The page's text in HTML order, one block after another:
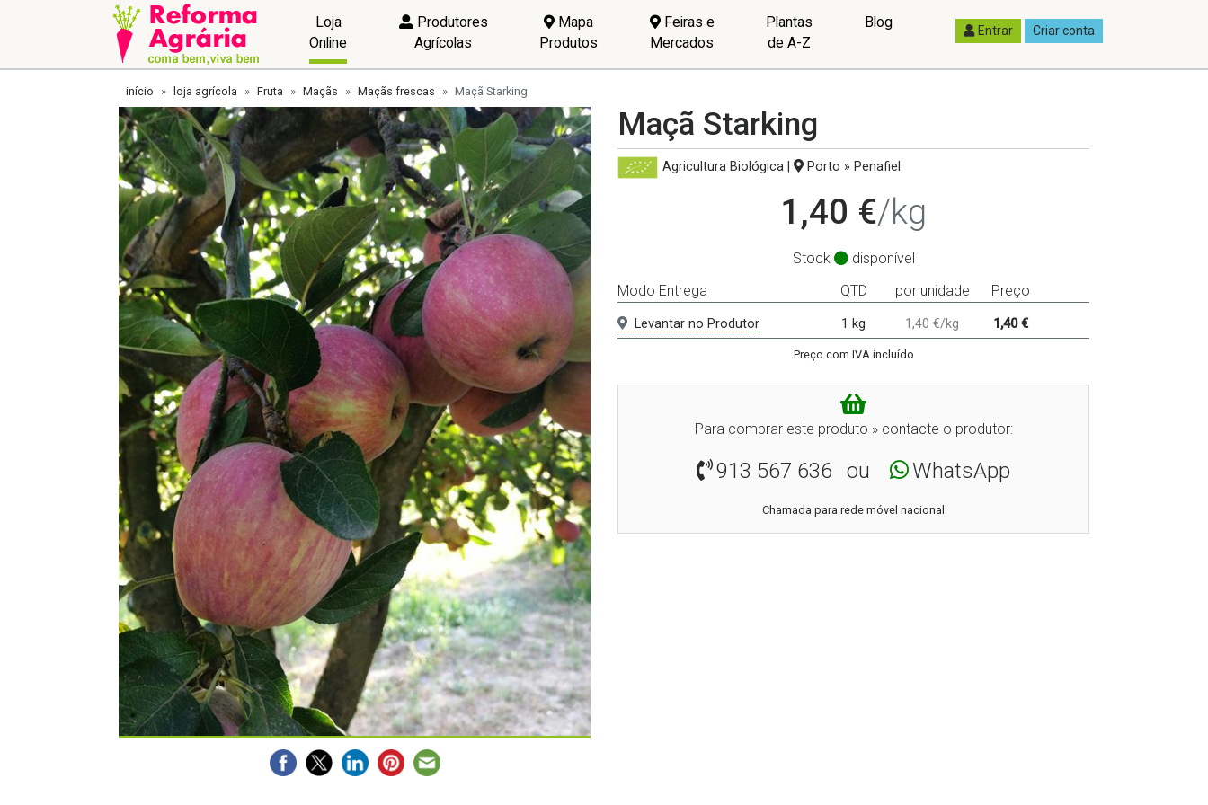
Loja
Online
Produtores
Agrícolas
Mapa
Produtos
Feiras e
Mercados
Plantas
de A-Z
Blog Entrar Criar conta
início loja agrícola Fruta Maçãs Maçãs frescas Maçã Starking
Maçã Starking
Agricultura Biológica| Porto » Penafiel
1,40 €/kg
Stock
disponível
Modo Entrega
QTD por unidade Preço
Levantar no Produtor 1 kg 1,40 €/kg 1,40 €
Preço com IVA incluído
Para comprar este produto » contacte o produtor:
913 567 636 ou WhatsApp
Chamada para rede móvel nacional